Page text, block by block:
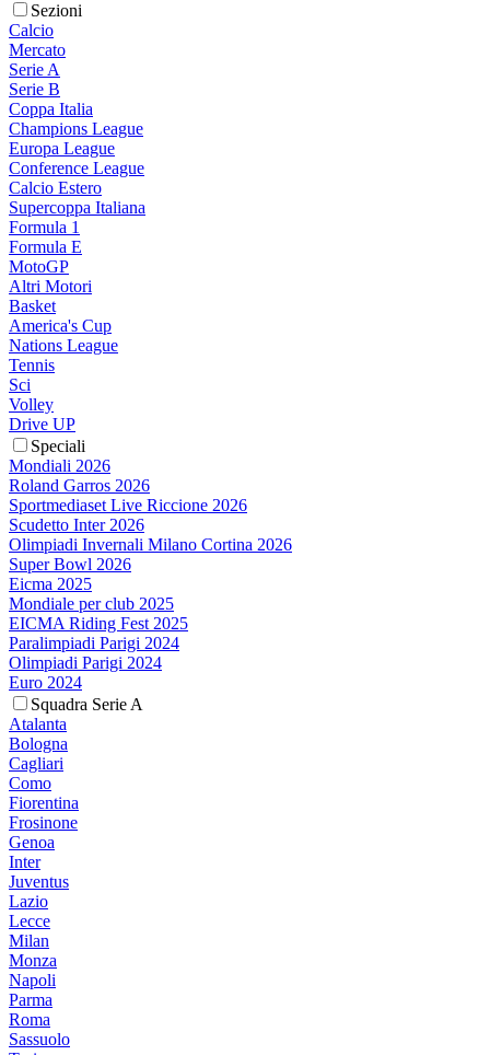
Sezioni
Calcio
Mercato
Serie A
Serie B
Coppa Italia
Champions League
Europa League
Conference League
Calcio Estero
Supercoppa Italiana
Formula 1
Formula E
MotoGP
Altri Motori
Basket
America's Cup
Nations League
Tennis
Sci
Volley
Drive UP
Speciali
Mondiali 2026
Roland Garros 2026
Sportmediaset Live Riccione 2026
Scudetto Inter 2026
Olimpiadi Invernali Milano Cortina 2026
Super Bowl 2026
Eicma 2025
Mondiale per club 2025
EICMA Riding Fest 2025
Paralimpiadi Parigi 2024
Olimpiadi Parigi 2024
Euro 2024
Squadra Serie A
Atalanta
Bologna
Cagliari
Como
Fiorentina
Frosinone
Genoa
Inter
Juventus
Lazio
Lecce
Milan
Monza
Napoli
Parma
Roma
Sassuolo